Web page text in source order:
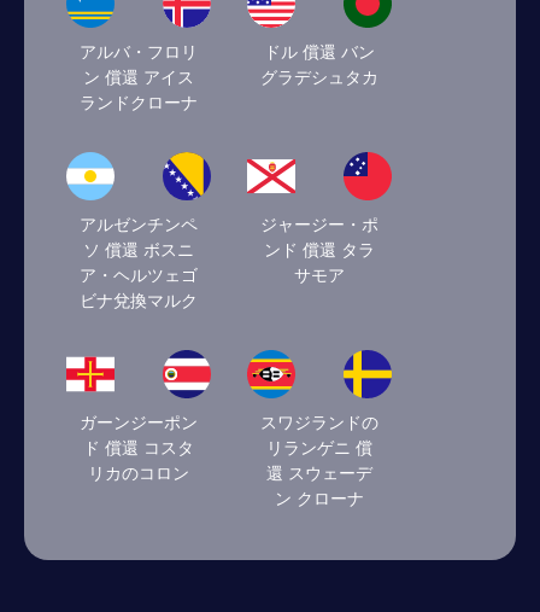
アルバ・フロリ
ン 償還 アイス
ランドクローナ
ドル 償還 バン
グラデシュタカ
アルゼンチンペ
ソ 償還 ボスニ
ア・ヘルツェゴ
ビナ兌換マルク
ジャージー・ポ
ンド 償還 タラ
サモア
ガーンジーポン
ド 償還 コスタ
リカのコロン
スワジランドの
リランゲニ 償
還 スウェーデ
ン クローナ